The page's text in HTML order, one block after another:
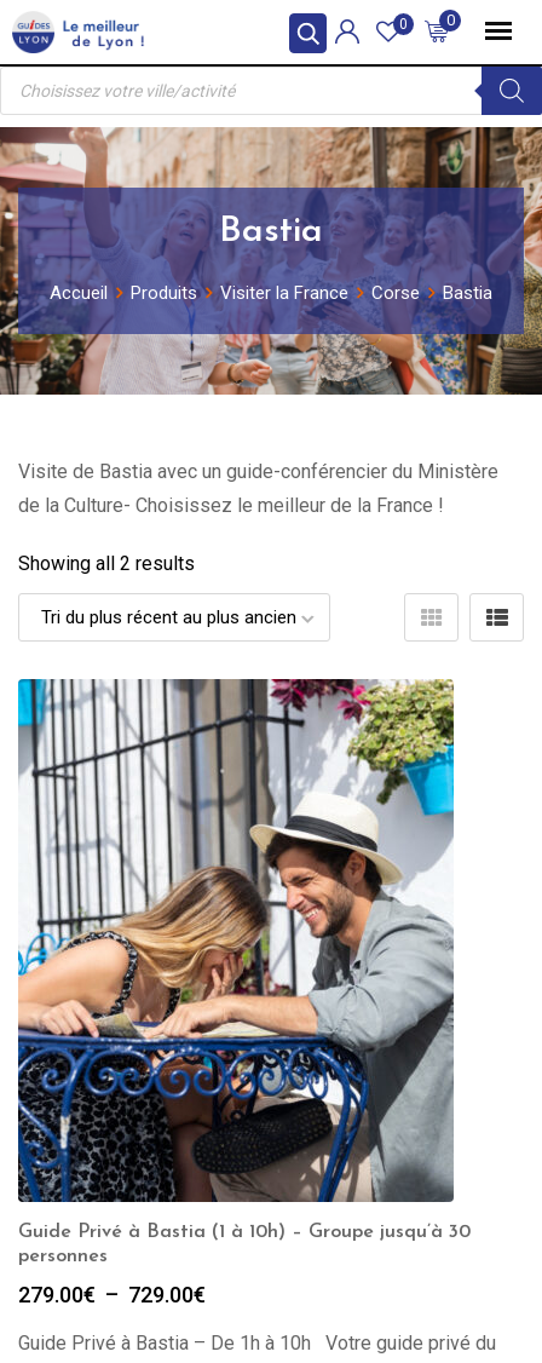
Skip
to
content
0
0
Recherche
produits
Bastia
Accueil Produits Visiter la France Corse Bastia
Visite de Bastia avec un guide-conférencier du Ministère
de la Culture- Choisissez le meilleur de la France !
Showing all 2 results
Guide Privé à Bastia (1 à 10h) – Groupe jusqu’à 30
personnes
279.00€ – 729.00€
prix :
Guide Privé à Bastia – De 1h à 10h Votre guide privé du